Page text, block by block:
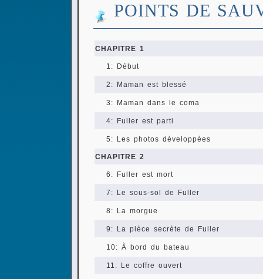
POINTS DE
CHAPITRE 1
1: Début
2: Maman est blessé
3: Maman dans le coma
4: Fuller est parti
5: Les photos développées
CHAPITRE 2
6: Fuller est mort
7: Le sous-sol de Fuller
8: La morgue
9: La pièce secrète de Fuller
10: À bord du bateau
11: Le coffre ouvert